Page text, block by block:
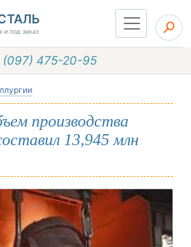
и под заказ
(097) 475-20-95
производства
13,945 млн